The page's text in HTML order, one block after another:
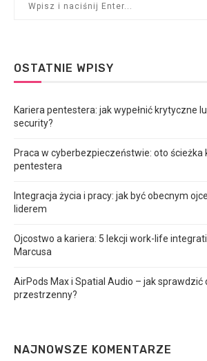
OSTATNIE WPISY
Kariera pentestera: jak wypełnić krytyczne
security?
Praca w cyberbezpieczeństwie: oto ścieżka
pentestera
Integracja życia i pracy: jak być obecnym
liderem
Ojcostwo a kariera: 5 lekcji work-life
Marcusa
AirPods Max i Spatial Audio – jak sprawdzić
przestrzenny?
NAJNOWSZE KOMENTARZE